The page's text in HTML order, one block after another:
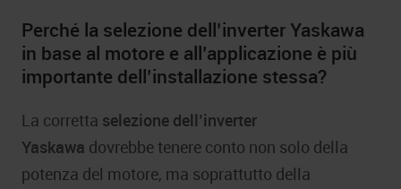
Perché la selezione dell’inverter Yaskawa
in base al motore e all’applicazione è più
importante dell’installazione stessa?
La corretta selezione dell’inverter
Yaskawa dovrebbe tenere conto non solo della
potenza del motore, ma soprattutto della